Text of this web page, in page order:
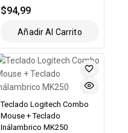
$94,99
Añadir Al Carrito
Teclado Logitech Combo
Mouse + Teclado
Inálambrico MK250